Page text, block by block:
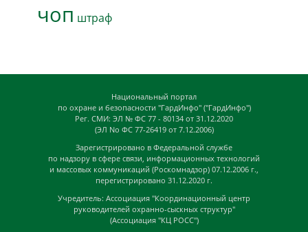
чоп штраф
Национальный портал
по охране и безопасности "ГардИнфо" ("ГардИнфо")
Рег. СМИ: ЭЛ № ФС 77 - 80134 от 31.12.2020
(ЭЛ No ФС 77-26419 от 7.12.2006)
Зарегистрировано в Федеральной службе
по надзору в сфере связи, информационных технологий
и массовых коммуникаций (Роскомнадзор) 07.12.2006 г.,
перегистрировано 31.12.2020 г.
Учредитель: Ассоциация "Координационный центр
руководителей охранно-сыскных структур"
(Ассоциация "КЦ РОСС")